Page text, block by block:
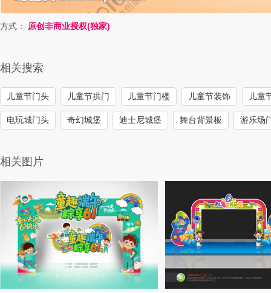
方式： 原创非商业授权(独家)
相关搜索
儿童节门头 儿童节拱门 儿童节门楼 儿童节装饰 儿童
电玩城门头 奇幻城堡 迪士尼城堡 舞台背景板 游乐场
相关图片